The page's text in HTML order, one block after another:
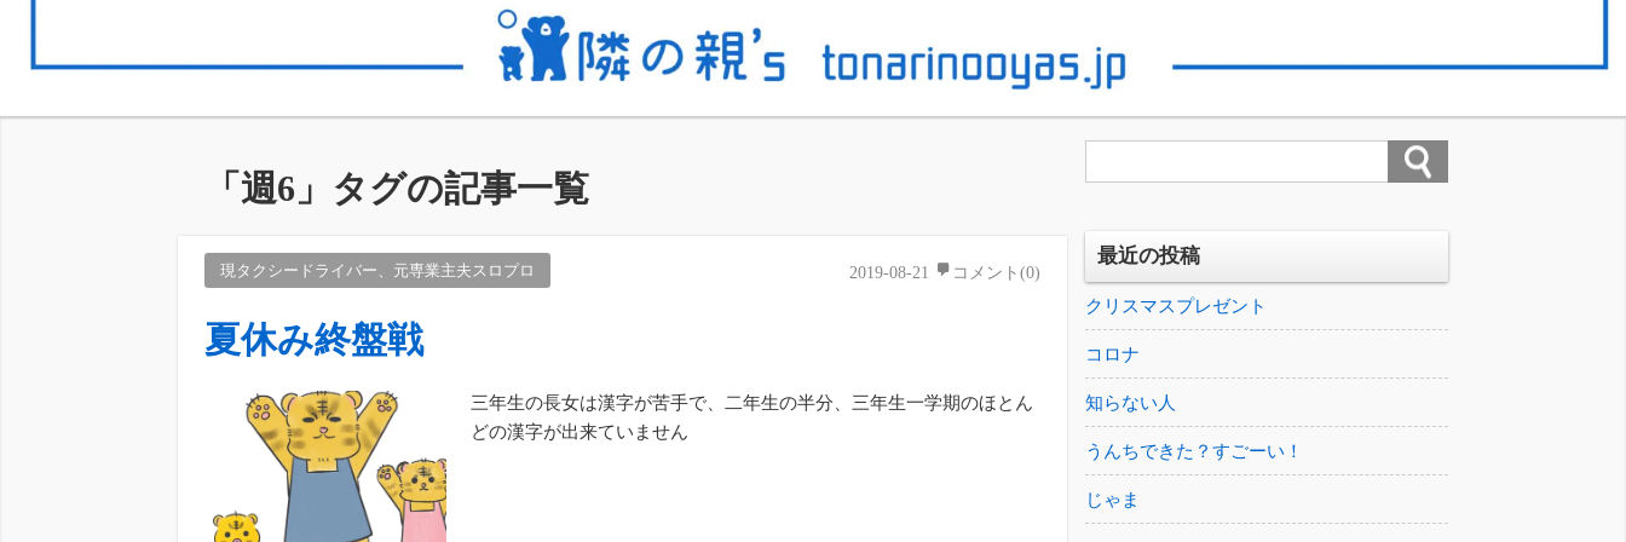
「 週6 」タグの記事一覧
現タクシードライバー、元専業主夫スロプロ 2019-08-21 コメント(0)
夏休み終盤戦
三年生の長女は漢字が苦手で、二年生の半分、三年生一学期のほとん
どの漢字が出来ていません
最近の投稿
クリスマスプレゼント
コロナ
知らない人
うんちできた？すごーい！
じゃま